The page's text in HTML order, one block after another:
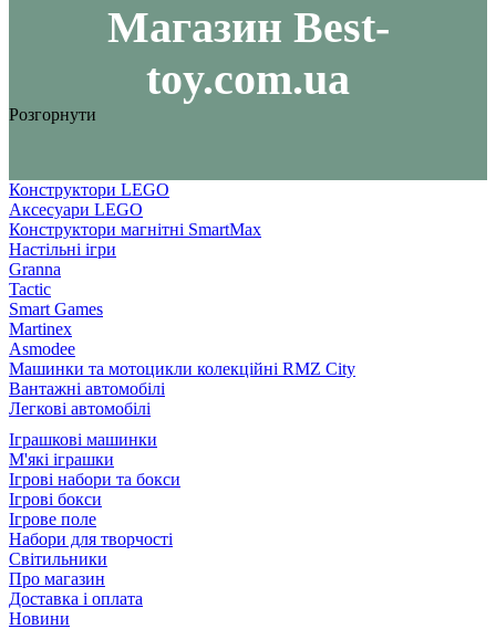
Maгазин Best-
toy.com.ua
Розгорнути
Конструктори LEGO
Аксесуари LEGO
Конструктори магнітні SmartMax
Настільні ігри
Granna
Tactic
Smart Games
Martinex
Asmodee
Машинки та мотоцикли колекційні RMZ City
Вантажні автомобілі
Легкові автомобілі
Іграшкові машинки
М'які іграшки
Ігрові набори та бокси
Ігрові бокси
Ігрове поле
Набори для творчості
Світильники
Про магазин
Доставка і оплата
Новини